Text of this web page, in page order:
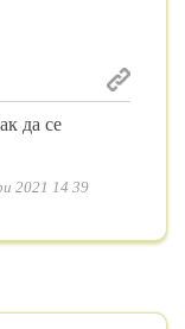
да се
2021 14 39